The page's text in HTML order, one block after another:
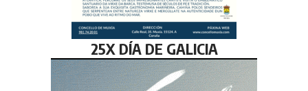
25X DÍA DE GALICIA